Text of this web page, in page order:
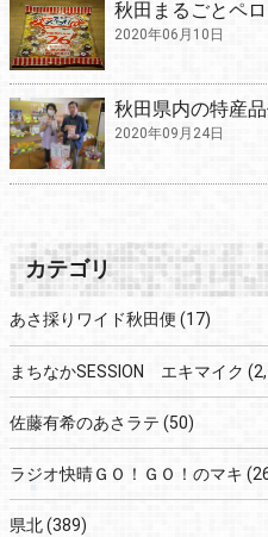
秋田まるごとペ
2020年06月10日
秋田県内の特産
2020年09月24日
カテゴリ
あさ採りワイド秋田便 (17)
まちなかSESSION エキマイク
佐藤有希のあさラテ (50)
ラジオ快晴ＧＯ！ＧＯ！のマキ
県北(389)